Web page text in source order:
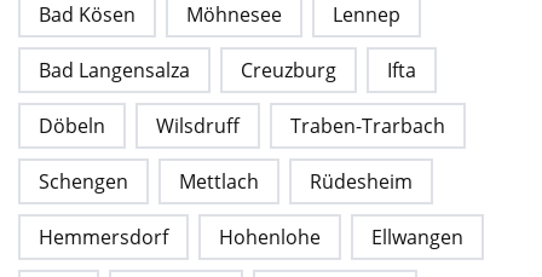
Bad Kösen Möhnesee Lennep
Bad Langensalza Creuzburg Ifta
Döbeln Wilsdruff Traben-Trarbach
Schengen Mettlach Rüdesheim
Hemmersdorf Hohenlohe Ellwangen